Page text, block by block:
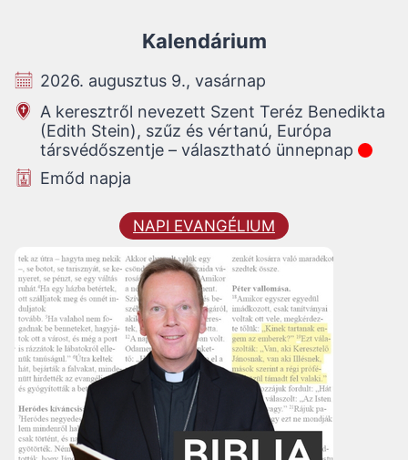
Kalendárium
2026. augusztus 9., vasárnap
A keresztről nevezett Szent Teréz Benedikta
(Edith Stein), szűz és vértanú, Európa
társvédőszentje – választható ünnepnap
Emőd napja
NAPI EVANGÉLIUM